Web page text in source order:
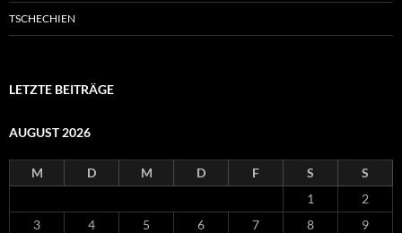
TSCHECHIEN
LETZTE BEITRÄGE
AUGUST 2026
M D M D F S
S
1
2
3
4 5 6 7 8
9